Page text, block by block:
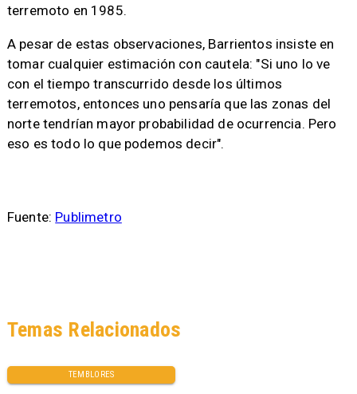
terremoto en 1985.
A pesar de estas observaciones, Barrientos insiste en
tomar cualquier estimación con cautela: "Si uno lo ve
con el tiempo transcurrido desde los últimos
terremotos, entonces uno pensaría que las zonas del
norte tendrían mayor probabilidad de ocurrencia. Pero
eso es todo lo que podemos decir".
Fuente: Publimetro
TEMBLORES
Temas Relacionados